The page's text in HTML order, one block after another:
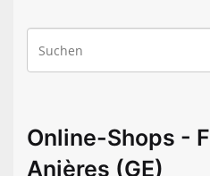
Online-Shops -
Anières (GE)